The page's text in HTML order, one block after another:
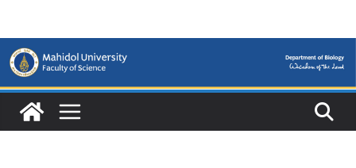
content